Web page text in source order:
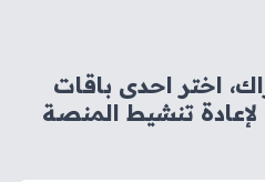
اختر احدى باقات
لإعادة تنشيط المنصة